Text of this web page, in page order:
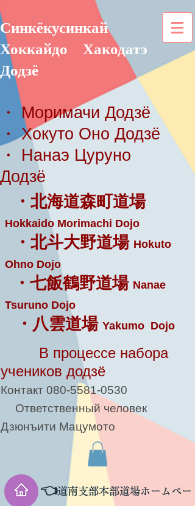
Синкёкусинкай
Хоккайдо
Хакодатэ
Додзё
・ Моримачи Додзё
・ Хокуто Оно Додзё
・ Нанаэ Цуруно
Додзё
・北海道森町道場
Hokkaido Morimachi Dojo
・北斗大野道場 Hokuto
Ohno Dojo
・七飯鶴野道場 Nanae
Tsuruno Dojo
・八雲道場 Yakumo Dojo
В процессе набора
учеников додзё
Контакт 080-5581-0530
Ответственный человек
Дзюнъити Мацумото
👈道南支部本部道場ホームペー